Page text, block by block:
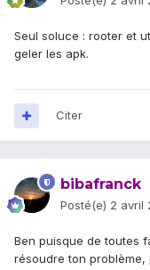
Seul soluce : rooter et
geler les apk.
Citer
bibafranck
Posté(e) 2 avril
Ben puisque de toutes
résoudre ton